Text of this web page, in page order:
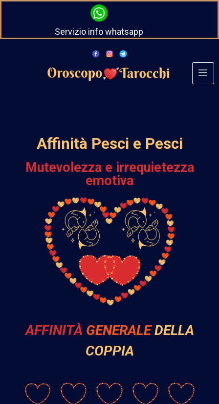
Servizio info whatsapp
Affinità Pesci e Pesci
Mutevolezza e irrequietezza
emotiva
AFFINITÀ GENERALE DELLA
COPPIA